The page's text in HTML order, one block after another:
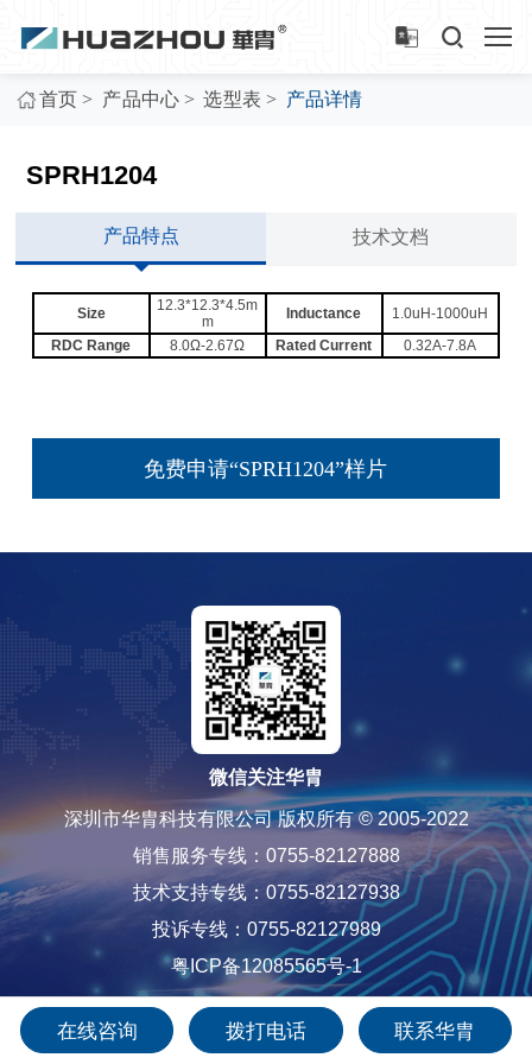
首页 > 产品中心 > 选型表 > 产品详情
SPRH1204
产品特点 技术文档
Size
12.3*12.3*4.5m
m
Inductance
1.0uH-1000uH
RDC Range
8.0Ω-2.67Ω Rated Current 0.32A-7.8A
免费申请“SPRH1204”样片
微信关注华胄
深圳市华胄科技有限公司 版权所有 © 2005-2022
销售服务专线：0755-82127888
技术支持专线：0755-82127938
投诉专线：0755-82127989
粤ICP备12085565号-1
在线咨询 拨打电话 联系华胄